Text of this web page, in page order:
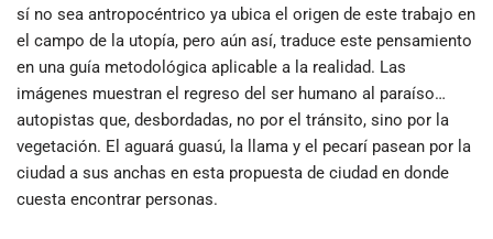
sí no sea antropocéntrico ya ubica el origen de este trabajo en
el campo de la utopía, pero aún así, traduce este pensamiento
en una guía metodológica aplicable a la realidad. Las
imágenes muestran el regreso del ser humano al paraíso…
autopistas que, desbordadas, no por el tránsito, sino por la
vegetación. El aguará guasú, la llama y el pecarí pasean por la
ciudad a sus anchas en esta propuesta de ciudad en donde
cuesta encontrar personas.